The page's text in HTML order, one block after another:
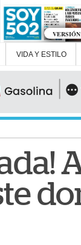
VIDA Y ESTILO